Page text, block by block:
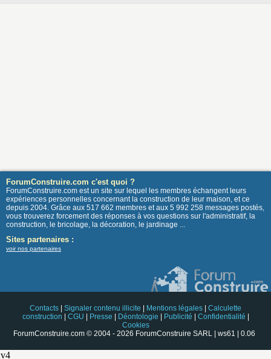
ForumConstruire.com c'est quoi ?
ForumConstruire.com est un site sur lequel les membres échangent leurs
expériences personnelles concernant la construction de leur maison, et ce
depuis 2004. Grâce aux 517 662 membres et aux 5 992 258 messages postés,
vous trouverez forcement des réponses à vos questions sur l'administratif, la
construction, le bricolage, la décoration, le jardinage ...
Sites partenaires :
voir nos partenaires
Contacts Signaler contenu illicite Mentions légales
Calculette
construction
CGU Presse Déontologie Publicité Confidentialité
Cookies
ForumConstruire.com © 2004 - 2026 ForumConstruire SARL | ws61 | 0.06
v4